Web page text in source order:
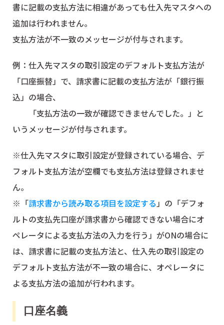
書に記載の支払方法に相違があっても仕入先マスタへの
追加は行われません。
支払方法が不一致のメッセージが付与されます。
例：仕入先マスタの取引設定のデフォルト支払方法が
「口座振替」で、請求書に記載の支払方法が「銀行振
込」の場合、
「支払方法の一致が確認できませんでした。」と
いうメッセージが付与されます。
※仕入先マスタに取引設定が登録されている場合、デ
フォルト支払方法が空欄でも支払方法は登録されませ
ん。
※「請求書から読み取る項目を設定する 」の「デフォ
ルトの支払先口座が請求書から確認できない場合にオ
ペレータによる支払方法の入力を行う」がONの場合に
は、請求書に記載の支払方法と、仕入先の取引設定の
デフォルト支払方法が不一致の場合に、オペレータに
よる支払方法の追加が行われます。
口座名義